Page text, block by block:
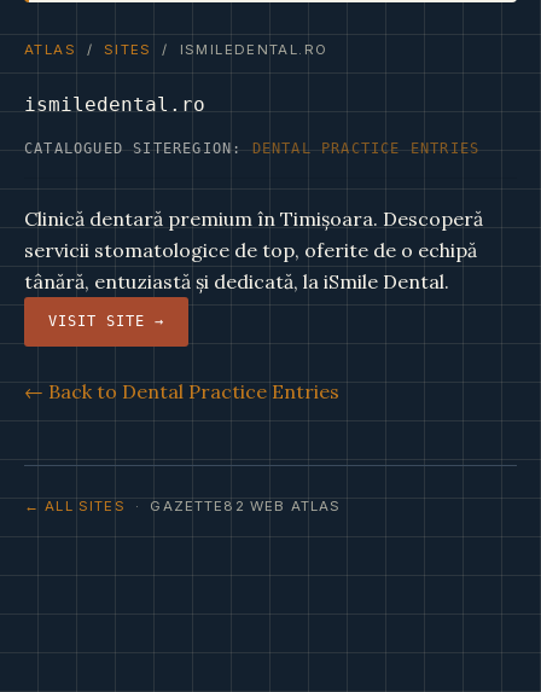
ATLAS / SITES / ISMILEDENTAL.RO
ismiledental.ro
CATALOGUED SITEREGION:DENTAL PRACTICE ENTRIES
Clinică dentară premium în Timișoara. Descoperă
servicii stomatologice de top, oferite de o echipă
tânără, entuziastă și dedicată, la iSmile Dental.
VISIT SITE →
← Back to Dental Practice Entries
← ALL SITES · GAZETTE82 WEB ATLAS